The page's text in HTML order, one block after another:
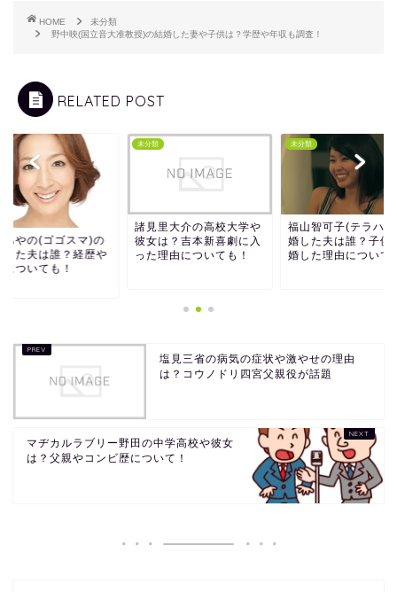
HOME
未分類
野中映(国立音大准教授)の結婚した妻や子供は？学歴や年収も調査！
RELATED POST
あやの(ゴゴスマ)の
した夫は誰？経歴や
についても！
未分類
諸見里大介の高校大学や
彼女は？吉本新喜劇に入
った理由についても！
未分類
福山智可子(テラハ)
婚した夫は誰？子供
婚した理由について
塩見三省の病気の症状や激やせの理由
は？コウノドリ四宮父親役が話題
マヂカルラブリー野田の中学高校や彼女
は？父親やコンビ歴について！